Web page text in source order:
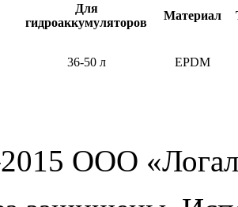
Для
гидроаккумуляторов
Материал
36-50 л EPDM
ООО